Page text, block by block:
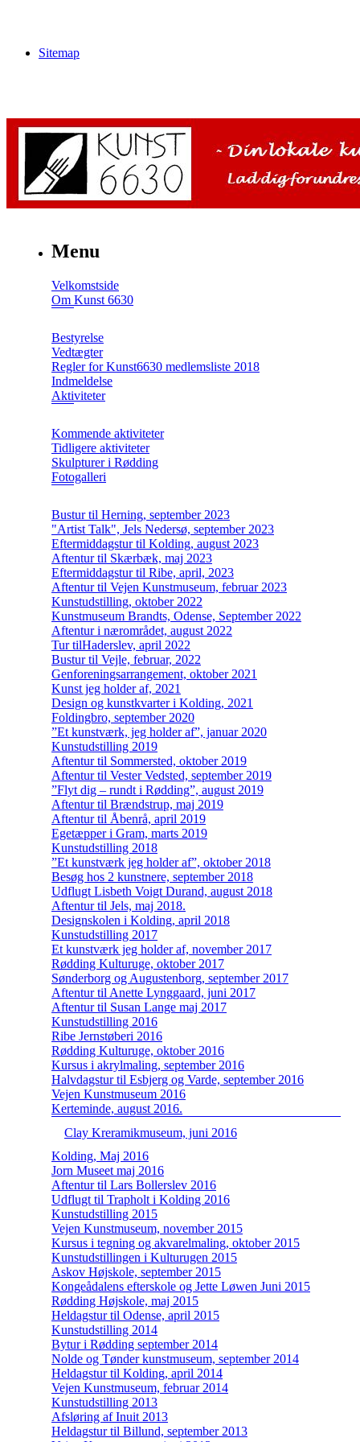
Sitemap
Menu
Velkomstside
Om Kunst 6630
Bestyrelse
Vedtægter
Regler for Kunst6630 medlemsliste 2018
Indmeldelse
Aktiviteter
Kommende aktiviteter
Tidligere aktiviteter
Skulpturer i Rødding
Fotogalleri
Bustur til Herning, september 2023
"Artist Talk", Jels Nedersø, september 2023
Eftermiddagstur til Kolding, august 2023
Aftentur til Skærbæk, maj 2023
Eftermiddagstur til Ribe, april, 2023
Aftentur til Vejen Kunstmuseum, februar 2023
Kunstudstilling, oktober 2022
Kunstmuseum Brandts, Odense, September 2022
Aftentur i nærområdet, august 2022
Tur tilHaderslev, april 2022
Bustur til Vejle, februar, 2022
Genforeningsarrangement, oktober 2021
Kunst jeg holder af, 2021
Design og kunstkvarter i Kolding, 2021
Foldingbro, september 2020
”Et kunstværk, jeg holder af”, januar 2020
Kunstudstilling 2019
Aftentur til Sommersted, oktober 2019
Aftentur til Vester Vedsted, september 2019
”Flyt dig – rundt i Rødding”, august 2019
Aftentur til Brændstrup, maj 2019
Aftentur til Åbenrå, april 2019
Egetæpper i Gram, marts 2019
Kunstudstilling 2018
”Et kunstværk jeg holder af”, oktober 2018
Besøg hos 2 kunstnere, september 2018
Udflugt Lisbeth Voigt Durand, august 2018
Aftentur til Jels, maj 2018.
Designskolen i Kolding, april 2018
Kunstudstilling 2017
Et kunstværk jeg holder af, november 2017
Rødding Kulturuge, oktober 2017
Sønderborg og Augustenborg, september 2017
Aftentur til Anette Lynggaard, juni 2017
Aftentur til Susan Lange maj 2017
Kunstudstilling 2016
Ribe Jernstøberi 2016
Rødding Kulturuge, oktober 2016
Kursus i akrylmaling, september 2016
Halvdagstur til Esbjerg og Varde, september 2016
Vejen Kunstmuseum 2016
Kerteminde, august 2016.
Clay Kreramikmuseum, juni 2016
Kolding, Maj 2016
Jorn Museet maj 2016
Aftentur til Lars Bollerslev 2016
Udflugt til Trapholt i Kolding 2016
Kunstudstilling 2015
Vejen Kunstmuseum, november 2015
Kursus i tegning og akvarelmaling, oktober 2015
Kunstudstillingen i Kulturugen 2015
Askov Højskole, september 2015
Kongeådalens efterskole og Jette Løwen Juni 2015
Rødding Højskole, maj 2015
Heldagstur til Odense, april 2015
Kunstudstilling 2014
Bytur i Rødding september 2014
Nolde og Tønder kunstmuseum, september 2014
Heldagstur til Kolding, april 2014
Vejen Kunstmuseum, februar 2014
Kunstudstilling 2013
Afsløring af Inuit 2013
Heldagstur til Billund, september 2013